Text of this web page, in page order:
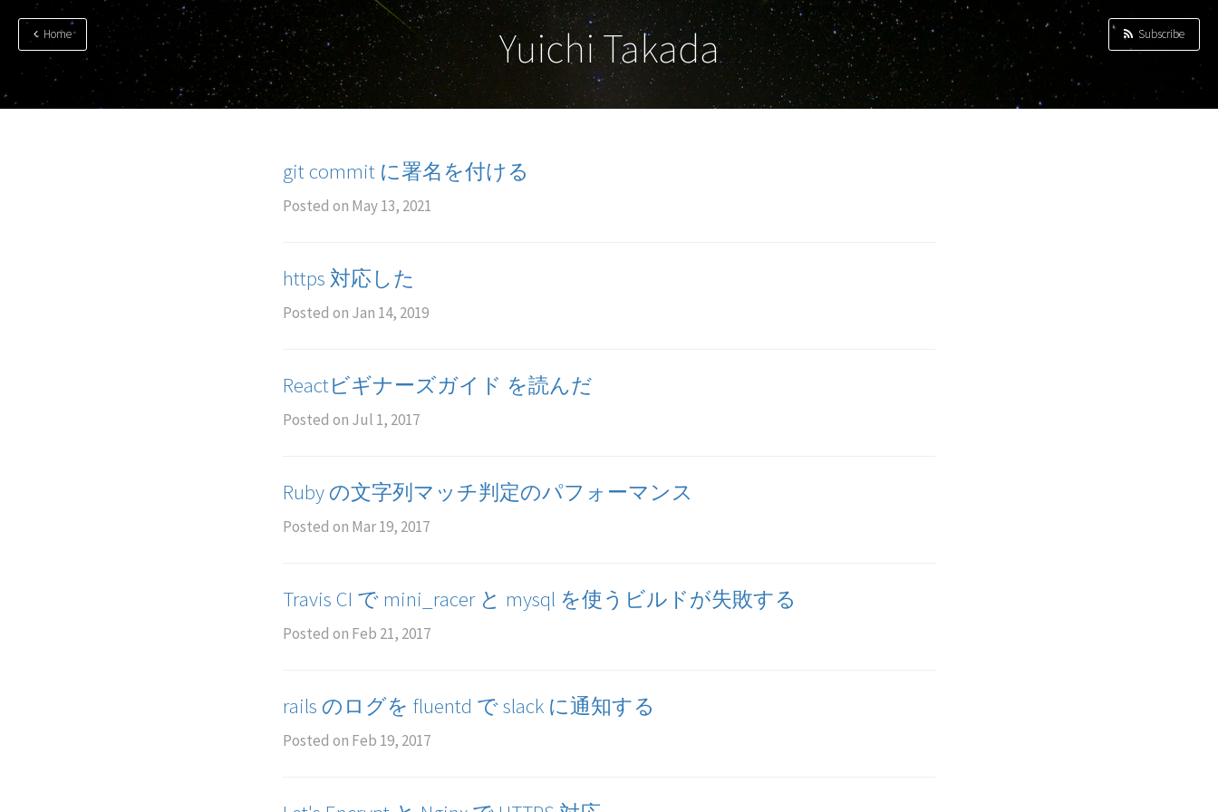
Yuichi Takada
Home Subscribe
git commit に署名を付ける
Posted on May 13, 2021
https 対応した
Posted on Jan 14, 2019
Reactビギナーズガイド を読んだ
Posted on Jul 1, 2017
Ruby の文字列マッチ判定のパフォーマンス
Posted on Mar 19, 2017
Travis CI で mini_racer と mysql を使うビルドが失敗する
Posted on Feb 21, 2017
rails のログを fluentd で slack に通知する
Posted on Feb 19, 2017